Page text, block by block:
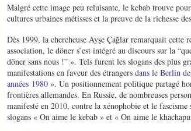
Malgré cette image peu reluisante, le kebab trouve
cultures urbaines métisses et la preuve de la richesse
Dès 1999, la chercheuse Ayşe Çağlar remarquait
association, le döner s’est intégré au discours sur la
döner sans nous !” ». Tels furent les slogans des plus
manifestations en faveur des étrangers dans le Berlin
années 1980 ». Un positionnement politique partagé
frontières allemandes. En Russie, de nombreuses
manifesté en 2010, contre la xénophobie et le fascisme
slogans « On aime le kebab » et « On aime le